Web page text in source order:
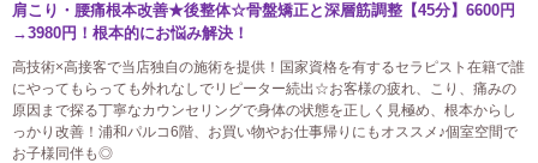
肩こり・腰痛根本改善★後整体☆骨盤矯正と深層筋調整【45分】6600円
→3980円！根本的にお悩み解決！
高技術×高接客で当店独自の施術を提供！国家資格を有するセラピスト在籍で誰
にやってもらっても外れなしでリピーター続出☆お客様の疲れ、こり、痛みの
原因まで探る丁寧なカウンセリングで身体の状態を正しく見極め、根本からし
っかり改善！浦和パルコ6階、お買い物やお仕事帰りにもオススメ♪個室空間で
お子様同伴も◎